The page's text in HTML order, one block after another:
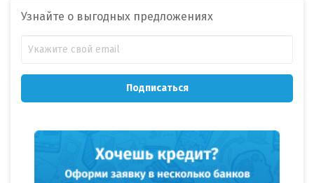
Узнайте о выгодных предложениях
Подписаться